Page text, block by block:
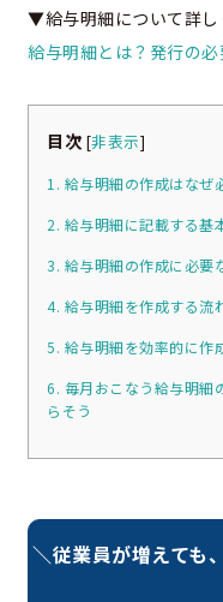
▼給与明細について詳し
給与明細とは？発行の
目次 [非表示]
1. 給与明細の作成はなぜ
2. 給与明細に記載する基
3. 給与明細の作成に必要
4. 給与明細を作成する流
5. 給与明細を効率的に作
6. 毎月おこなう給与明細
らそう
＼従業員が増えても